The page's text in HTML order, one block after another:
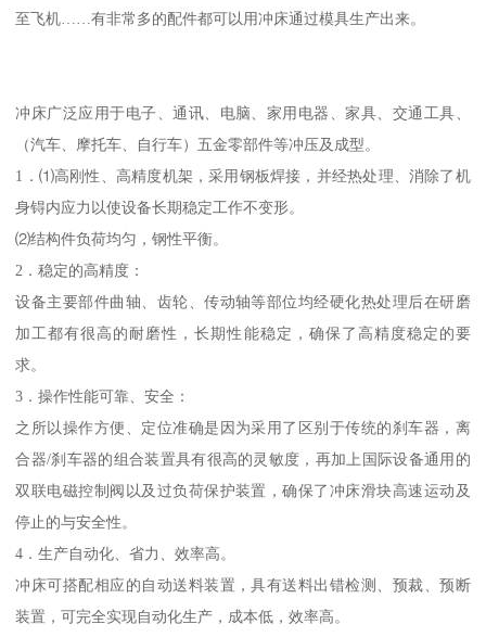
至飞机……有非常多的配件都可以用冲床通过模具生产出来。
冲床广泛应用于电子、通讯、电脑、家用电器、家具、交通工具、
（汽车、摩托车、自行车）五金零部件等冲压及成型。
1．⑴高刚性、高精度机架，采用钢板焊接，并经热处理、消除了机
身锝内应力以使设备长期稳定工作不变形。
⑵结构件负荷均匀，钢性平衡。
2．稳定的高精度：
设备主要部件曲轴、齿轮、传动轴等部位均经硬化热处理后在研磨
加工都有很高的耐磨性，长期性能稳定，确保了高精度稳定的要
求。
3．操作性能可靠、安全：
之所以操作方便、定位准确是因为采用了区别于传统的刹车器，离
合器/刹车器的组合装置具有很高的灵敏度，再加上国际设备通用的
双联电磁控制阀以及过负荷保护装置，确保了冲床滑块高速运动及
停止的与安全性。
4．生产自动化、省力、效率高。
冲床可搭配相应的自动送料装置，具有送料出错检测、预裁、预断
装置，可完全实现自动化生产，成本低，效率高。